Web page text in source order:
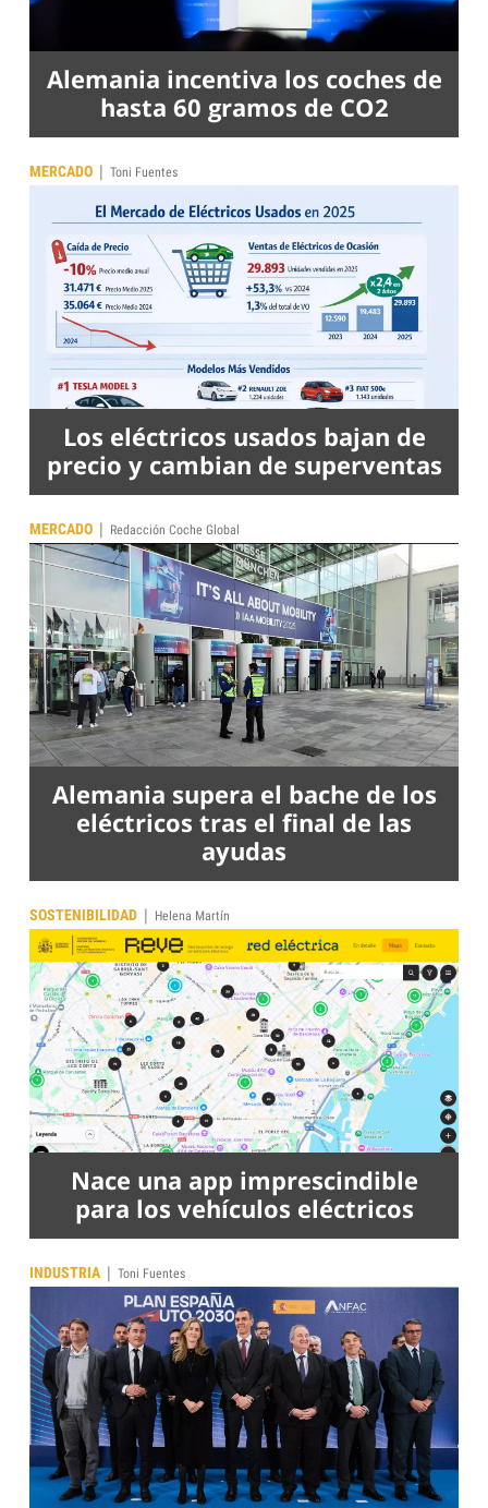
Alemania incentiva los coches de
hasta 60 gramos de CO2
MERCADO | Toni Fuentes
Los eléctricos usados bajan de
precio y cambian de superventas
MERCADO | Redacción Coche Global
Alemania supera el bache de los
eléctricos tras el final de las
ayudas
SOSTENIBILIDAD | Helena Martín
Nace una app imprescindible
para los vehículos eléctricos
INDUSTRIA | Toni Fuentes